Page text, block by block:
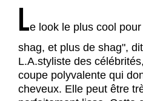
Le look le plus cool
shag, et plus de shag",
L.A.styliste des
coupe polyvalente qui
cheveux. Elle peut être